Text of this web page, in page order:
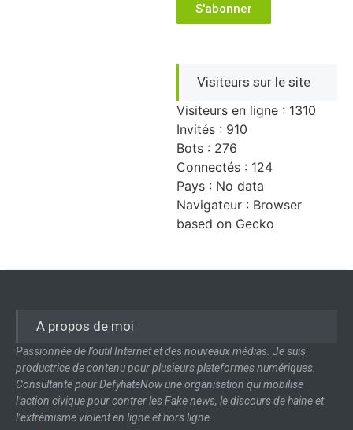
S'abonner
Visiteurs sur le site
Visiteurs en ligne : 1310
Invités : 910
Bots : 276
Connectés : 124
Pays : No data
Navigateur : Browser
based on Gecko
A propos de moi
Passionnée de l’outil Internet et des nouveaux médias. Je suis
productrice de contenu pour plusieurs plateformes numériques.
Consultante pour DefyhateNow une organisation qui mobilise
l’action civique pour contrer les Fake news, le discours de haine et
l’extrémisme violent en ligne et hors ligne.